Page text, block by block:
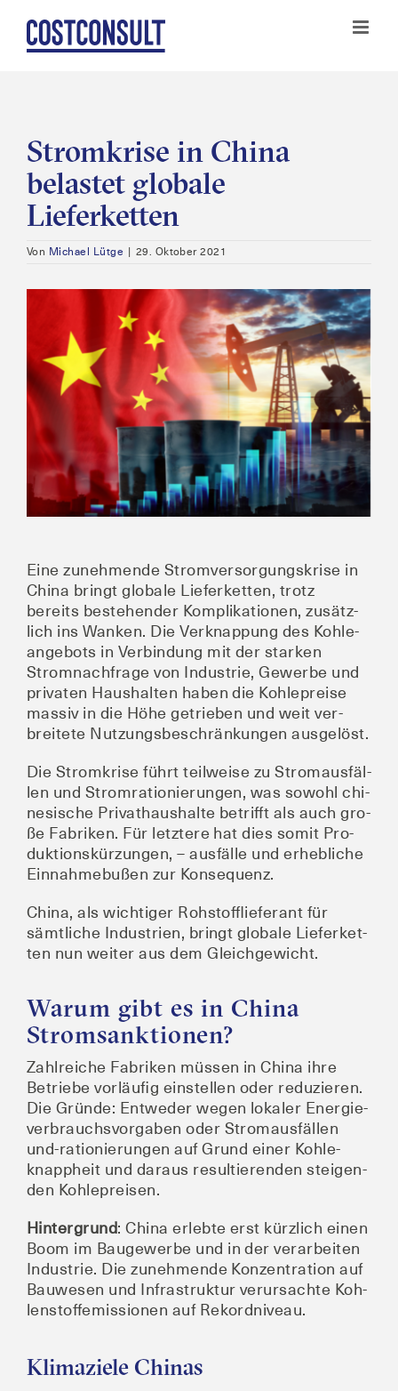
Zum
Inhalt
Stromkrise in China
belastet globale
Lieferketten
Von Michael Lütge | 29. Oktober 2021
Zeige
grösseres
Bild
Eine zuneh­men­de Strom­ver­sor­gungs­kri­se in
Chi­na bringt glo­ba­le Lie­fer­ket­ten, trotz
bereits bestehen­der Kom­pli­ka­tio­nen, zusätz­
lich ins Wan­ken. Die Ver­knap­pung des Koh­le­
an­ge­bots in Ver­bin­dung mit der star­ken
Strom­nach­fra­ge von Indus­trie, Gewer­be und
pri­va­ten Haus­hal­ten haben die Koh­le­prei­se
mas­siv in die Höhe getrie­ben und weit ver­
brei­te­te Nut­zungs­be­schrän­kun­gen ausgelöst.
Die Strom­kri­se führt teil­wei­se zu Strom­aus­fäl­
len und Strom­ra­tio­nie­run­gen, was sowohl chi­
ne­si­sche Pri­vat­haus­hal­te betrifft als auch gro­
ße Fabri­ken. Für letz­te­re hat dies somit Pro­
duk­ti­ons­kür­zun­gen, – aus­fäl­le und erheb­li­che
Ein­nah­me­bu­ßen zur Konsequenz.
Chi­na, als wich­ti­ger Roh­stoff­lie­fe­rant für
sämt­li­che Indus­trien, bringt glo­ba­le Lie­fer­ket­
ten nun wei­ter aus dem Gleichgewicht.
Warum gibt es in China
Stromsanktionen?
Zahl­rei­che Fabri­ken müs­sen in Chi­na ihre
Betrie­be vor­läu­fig ein­stel­len oder redu­zie­ren.
Die Grün­de: Ent­we­der wegen loka­ler Ener­gie­
ver­brauchs­vor­ga­ben oder Strom­aus­fäl­len
und-ratio­nie­run­gen auf Grund einer Koh­le­
knapp­heit und dar­aus resul­tie­ren­den stei­gen­
den Kohlepreisen.
Hin­ter­grund: Chi­na erleb­te erst kürz­lich einen
Boom im Bau­ge­wer­be und in der ver­ar­bei­ten
Indus­trie. Die zuneh­men­de Kon­zen­tra­ti­on auf
Bau­we­sen und Infra­struk­tur ver­ur­sach­te Koh­
len­stoff­emis­sio­nen auf Rekordniveau.
Klimaziele Chinas